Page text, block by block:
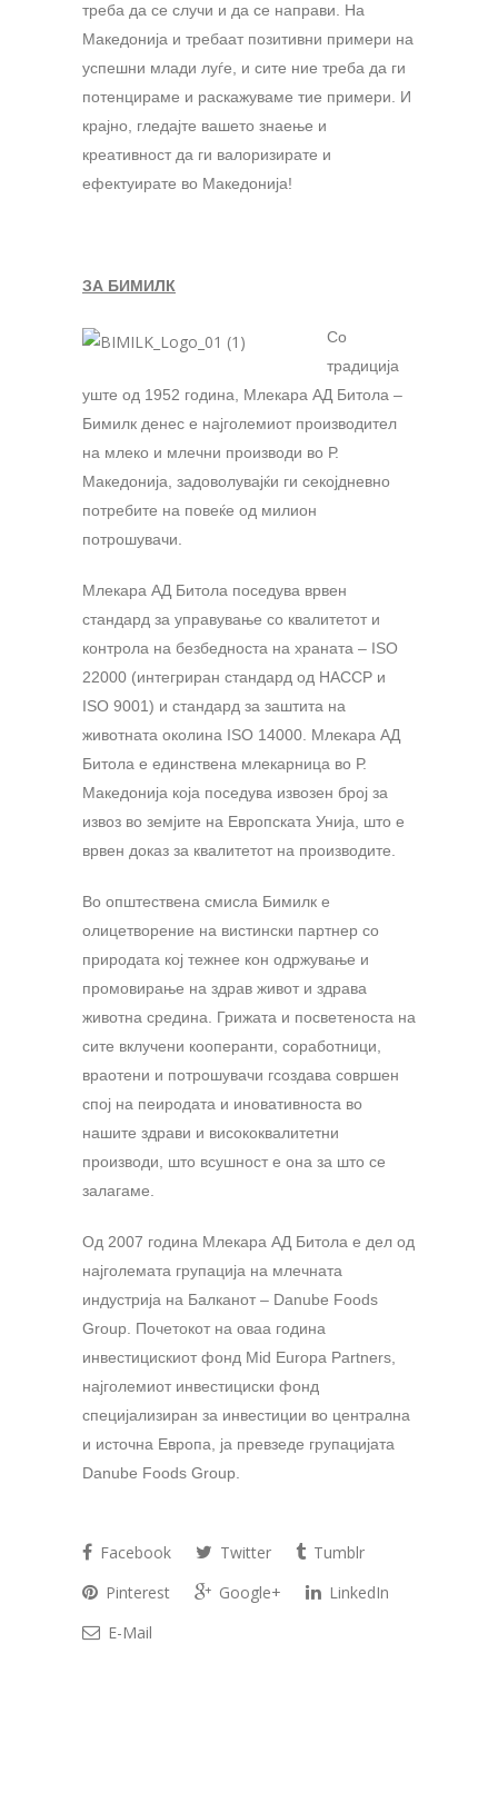
треба да се случи и да се направи. На
Македонија и требаат позитивни примери на
успешни млади луѓе, и сите ние треба да ги
потенцираме и раскажуваме тие примери. И
крајно, гледајте вашето знаење и
креативност да ги валоризирате и
ефектуирате во Македонија!
ЗА БИМИЛК
Со
традиција
уште од 1952 година, Млекара АД Битола –
Бимилк денес е најголемиот производител
на млеко и млечни производи во Р.
Македонија, задоволувајќи ги секојдневно
потребите на повеќе од милион
потрошувачи.
Млекара АД Битола поседува врвен
стандард за управување со квалитетот и
контрола на безбедноста на храната – ISO
22000 (интегриран стандард од HACCP и
ISO 9001) и стандард за заштита на
животната околина ISO 14000. Млекара АД
Битола е единствена млекарница во Р.
Македонија која поседува извозен број за
извоз во земјите на Европската Унија, што е
врвен доказ за квалитетот на производите.
Во општествена смисла Бимилк е
олицетворение на вистински партнер со
природата кој тежнее кон одржување и
промовирање на здрав живот и здрава
животна средина. Грижата и посветеноста на
сите вклучени кооперанти, соработници,
враотени и потрошувачи гсоздава совршен
спој на пеиродата и иновативноста во
нашите здрави и висококвалитетни
производи, што всушност е она за што се
залагаме.
Од 2007 година Млекара АД Битола е дел од
најголемата групација на млечната
индустрија на Балканот – Danube Foods
Group. Почетокот на оваа година
инвестицискиот фонд Mid Europa Partners,
најголемиот инвестициски фонд
специјализиран за инвестиции во централна
и источна Европа, ја превзеде групацијата
Danube Foods Group.
Facebook Twitter
Tumblr
Pinterest
Google+
LinkedIn
E-Mail